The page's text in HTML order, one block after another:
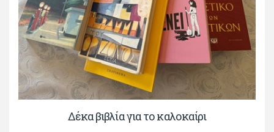
Δέκα βιβλία για το καλοκαίρι